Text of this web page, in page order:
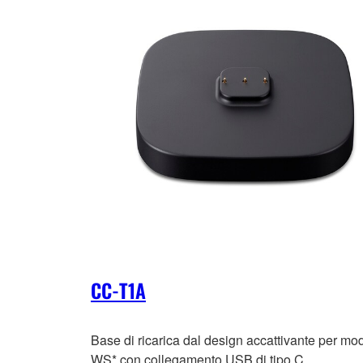
CC-T1A
Base di ricarica dal design accattivante per